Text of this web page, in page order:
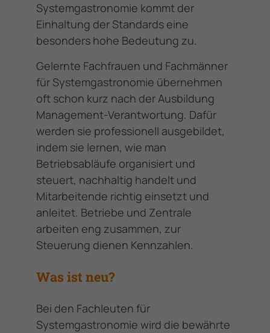
Systemgastronomie kommt der
Einhaltung der Standards eine
besonders hohe Bedeutung zu.
Gelernte Fachfrauen und Fachmänner
für Systemgastronomie übernehmen
oft schon kurz nach der Ausbildung
Management-Verantwortung. Dafür
werden sie professionell ausgebildet,
indem sie lernen, wie man
Betriebsabläufe organisiert und
steuert, nachhaltig handelt und
Mitarbeitende richtig einsetzt und
anleitet. Betriebe und Zentrale
arbeiten eng zusammen, zur
Steuerung dienen Kennzahlen.
Was ist neu?
Bei den Fachleuten für
Systemgastronomie wird die bewährte